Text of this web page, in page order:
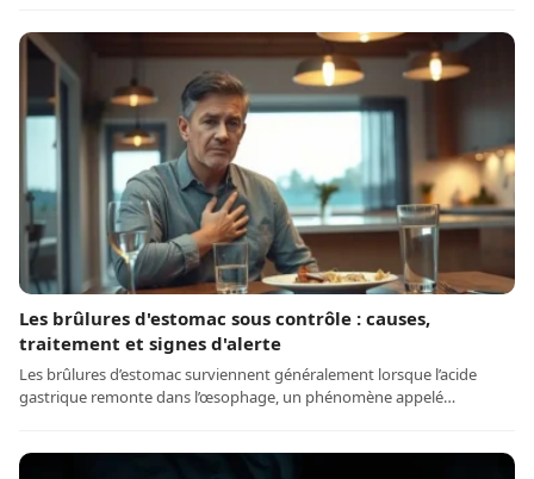
Les brûlures d'estomac sous contrôle : causes,
traitement et signes d'alerte
Les brûlures d’estomac surviennent généralement lorsque l’acide
gastrique remonte dans l’œsophage, un phénomène appelé…